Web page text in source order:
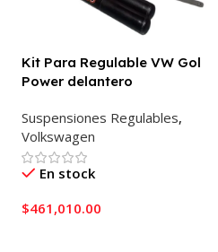
Kit Para Regulable VW Gol
Power delantero
Suspensiones Regulables,
Volkswagen
En stock
$461,010.00